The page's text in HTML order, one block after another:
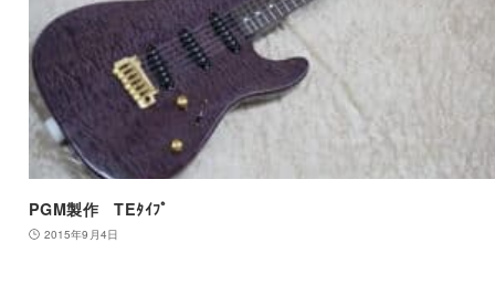
PGM製作 TEﾀｲﾌﾟ
2015年9月4日